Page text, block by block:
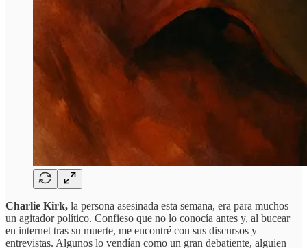
Charlie Kirk, la persona asesinada esta semana, era para muchos
un agitador político. Confieso que no lo conocía antes y, al bucear
en internet tras su muerte, me encontré con sus discursos y
entrevistas. Algunos lo vendían como un gran debatiente, alguien